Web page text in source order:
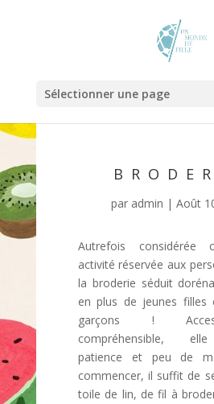
Sélectionner une page
par admin | Août
Autrefois considérée
activité réservée aux
la broderie séduit
en plus de jeunes filles
garçons !
compréhensible,
patience et peu de
commencer, il suffit de
toile de lin, de fil à